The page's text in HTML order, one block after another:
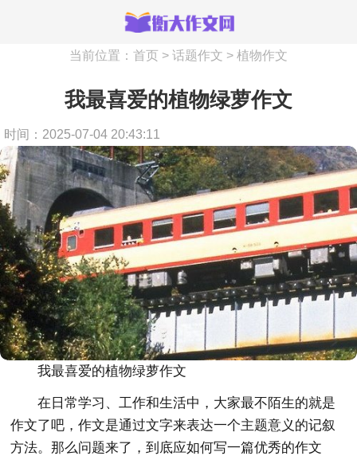
当前位置： 首页 > 话题作文 > 植物作文
我最喜爱的植物绿萝作文
时间：2025-07-04 20:43:11
我最喜爱的植物绿萝作文
在日常学习、工作和生活中，大家最不陌生的就是
作文了吧，作文是通过文字来表达一个主题意义的记叙
方法。那么问题来了，到底应如何写一篇优秀的作文